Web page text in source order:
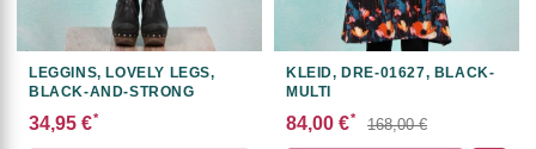
LEGGINS, LOVELY LEGS,
BLACK-AND-STRONG
34,95 €*
KLEID, DRE-01627, BLACK-
MULTI
84,00 €* 168,00 €